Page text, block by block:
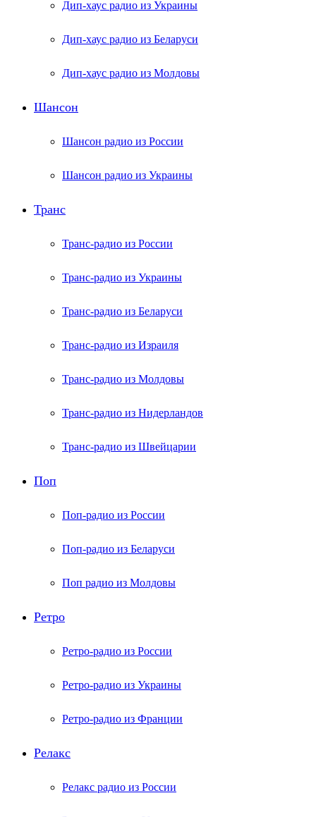
Дип-хаус радио из Украины
Дип-хаус радио из Беларуси
Дип-хаус радио из Молдовы
Шансон
Шансон радио из России
Шансон радио из Украины
Транс
Транс-радио из России
Транс-радио из Украины
Транс-радио из Беларуси
Транс-радио из Израиля
Транс-радио из Молдовы
Транс-радио из Нидерландов
Транс-радио из Швейцарии
Поп
Поп-радио из России
Поп-радио из Беларуси
Поп радио из Молдовы
Ретро
Ретро-радио из России
Ретро-радио из Украины
Ретро-радио из Франции
Релакс
Релакс радио из России